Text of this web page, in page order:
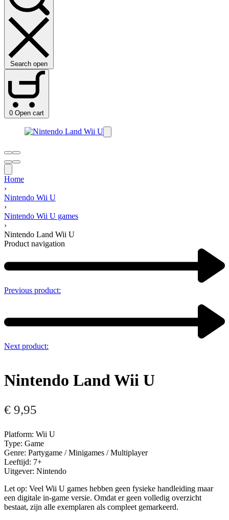
Search open
0 Open cart
Home
›
Nintendo Wii U
›
Nintendo Wii U games
›
Nintendo Land Wii U
Product navigation
Previous product:
Next product:
Nintendo Land Wii U
€ 9,95
Platform: Wii U
Type: Game
Genre: Partygame / Minigames / Multiplayer
Leeftijd: 7+
Uitgever: Nintendo
Let op: Veel Wii U games hebben geen fysieke handleiding maar
een digitale in-game versie. Omdat er geen volledig overzicht
bestaat, zijn alle exemplaren als compleet gemarkeerd.